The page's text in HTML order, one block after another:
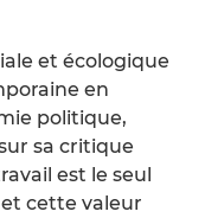
et écologique
en
politique,
sa critique
est le seul
cette valeur